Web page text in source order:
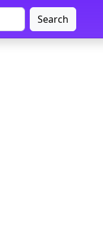
Search